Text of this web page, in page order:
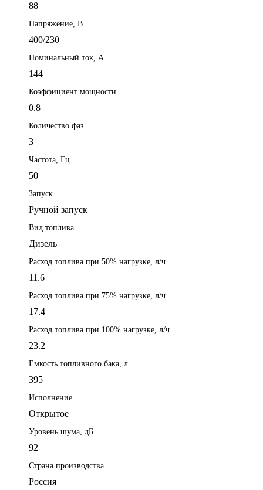
88
Напряжение, В
400/230
Номинальный ток, А
144
Коэффициент мощности
0.8
Количество фаз
3
Частота, Гц
50
Запуск
Ручной запуск
Вид топлива
Дизель
Расход топлива при 50% нагрузке, л/ч
11.6
Расход топлива при 75% нагрузке, л/ч
17.4
Расход топлива при 100% нагрузке, л/ч
23.2
Емкость топливного бака, л
395
Исполнение
Открытое
Уровень шума, дБ
92
Страна производства
Россия